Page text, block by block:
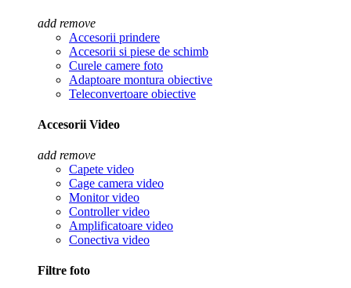
add remove
Accesorii prindere
Accesorii si piese de schimb
Curele camere foto
Adaptoare montura obiective
Teleconvertoare obiective
Accesorii Video
add remove
Capete video
Cage camera video
Monitor video
Controller video
Amplificatoare video
Conectiva video
Filtre foto